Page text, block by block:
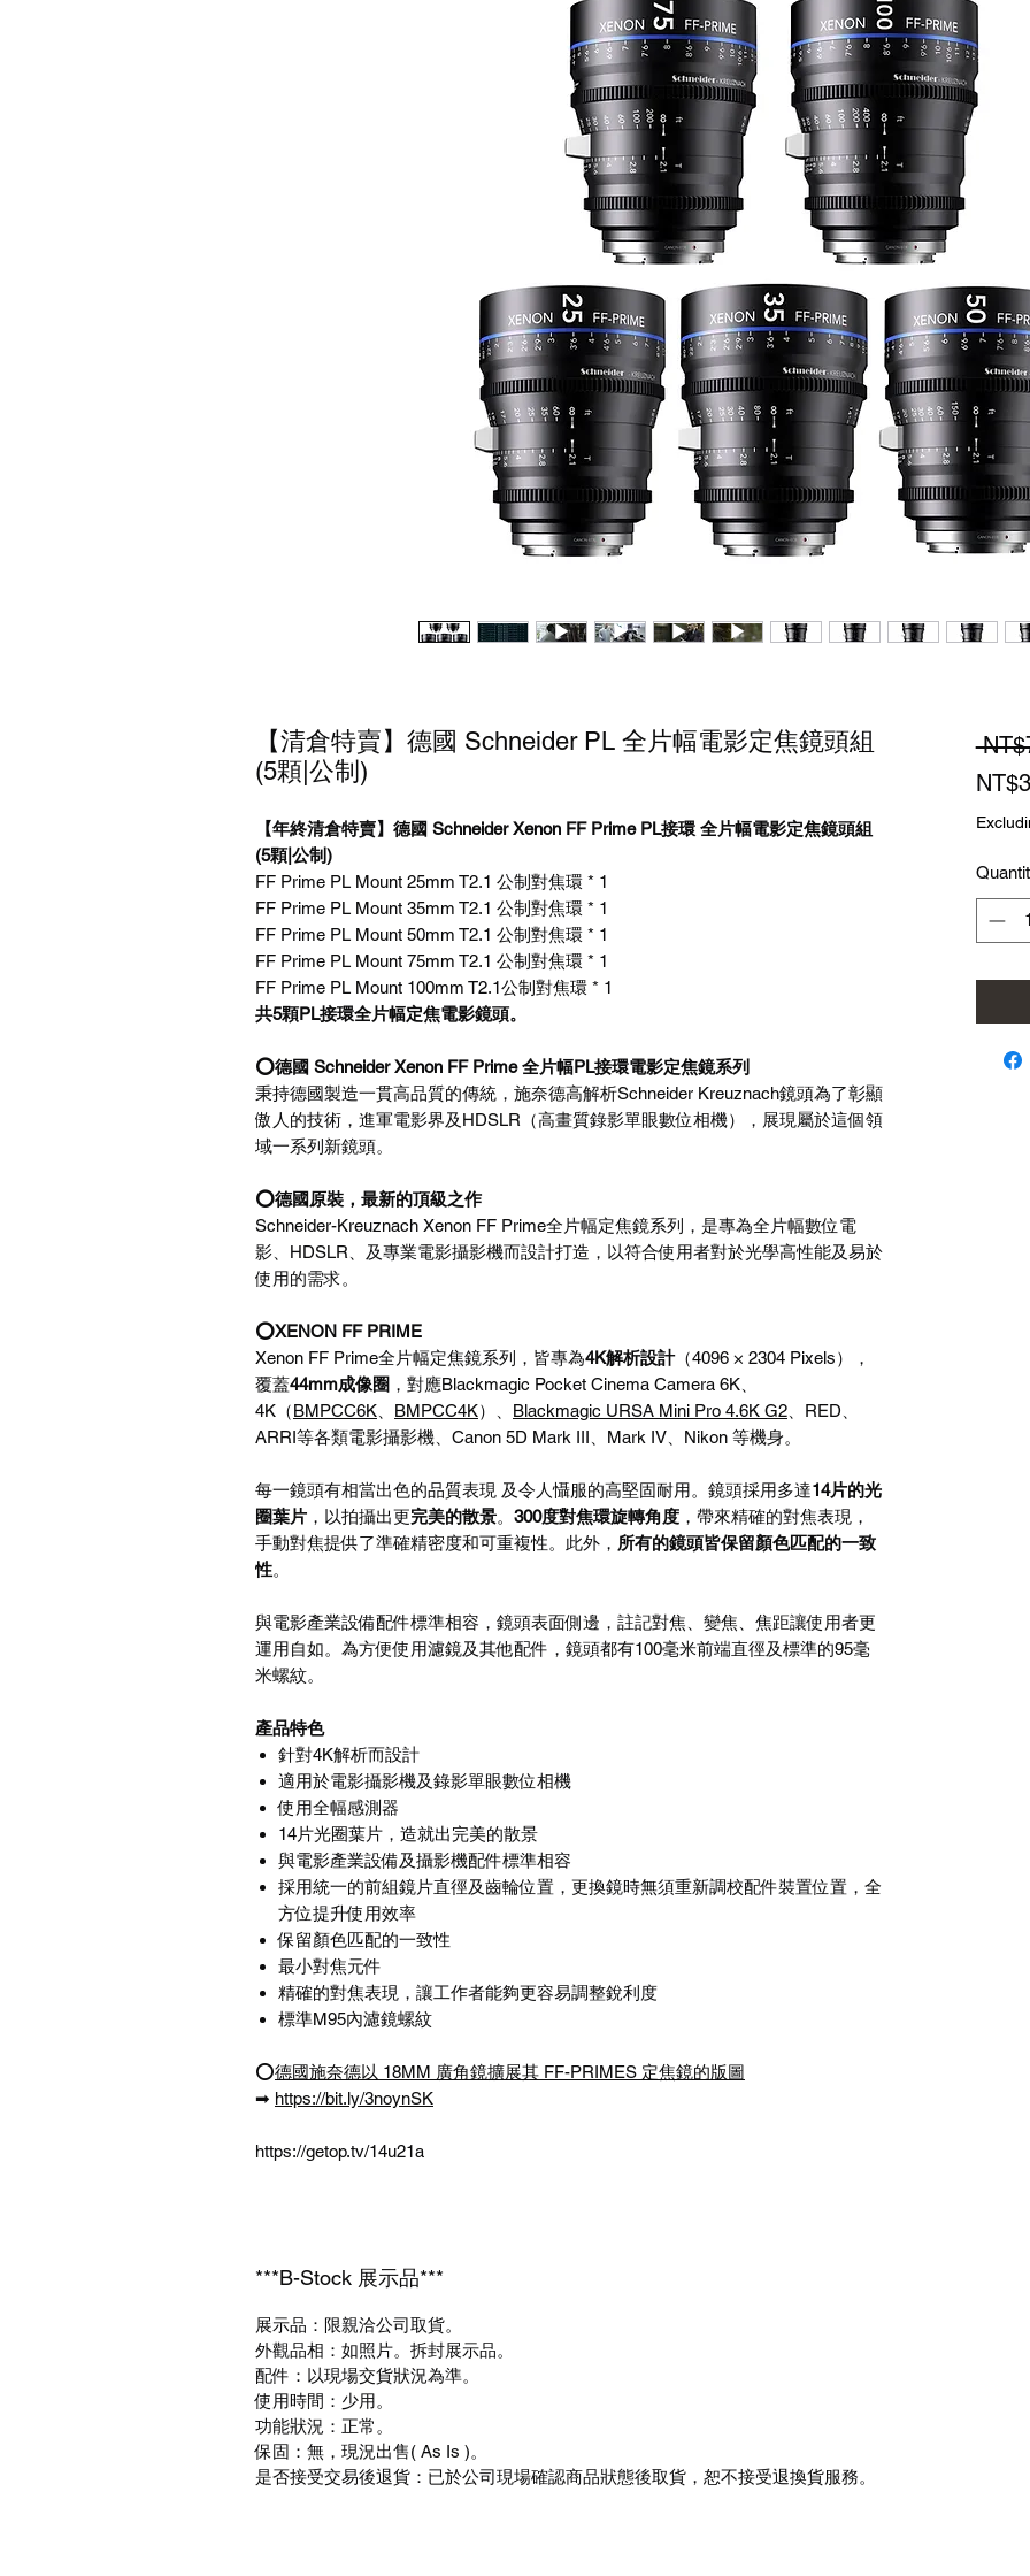
【清倉特賣】德國 Schneider PL 全片幅電影定焦鏡頭組
(5顆|公制)
【年終清倉特賣】德國 Schneider Xenon FF Prime PL接環 全片幅電影定焦鏡頭組
(5顆|公制)
FF Prime PL Mount 25mm T2.1 公制對焦環 * 1
FF Prime PL Mount 35mm T2.1 公制對焦環 * 1
FF Prime PL Mount 50mm T2.1 公制對焦環 * 1
FF Prime PL Mount 75mm T2.1 公制對焦環 * 1
FF Prime PL Mount 100mm T2.1公制對焦環 * 1
共5顆PL接環全片幅定焦電影鏡頭。
⭕德國 Schneider Xenon FF Prime 全片幅PL接環電影定焦鏡系列
秉持德國製造一貫高品質的傳統，施奈德高解析Schneider Kreuznach鏡頭為了彰顯
傲人的技術，進軍電影界及HDSLR（高畫質錄影單眼數位相機），展現屬於這個領
域一系列新鏡頭。
⭕德國原裝，最新的頂級之作
Schneider-Kreuznach Xenon FF Prime全片幅定焦鏡系列，是專為全片幅數位電
影、HDSLR、及專業電影攝影機而設計打造，以符合使用者對於光學高性能及易於
使用的需求。
⭕XENON FF PRIME
Xenon FF Prime全片幅定焦鏡系列，皆專為4K解析設計（4096 × 2304 Pixels），
覆蓋44mm成像圈 ，對應Blackmagic Pocket Cinema Camera 6K、
4K（BMPCC6K BMPCC4K）、 Blackmagic URSA Mini Pro 4.6K G2 、RED、
ARRI等各類電影攝影機、Canon 5D Mark III、Mark IV、Nikon 等機身。
每一鏡頭有相當出色的品質表現 及令人懾服的高堅固耐用。鏡頭採用多達14片的光
圈葉片 ，以拍攝出更完美的散景。 300度對焦環旋轉角度 ，帶來精確的對焦表現，
手動對焦提供了準確精密度和可重複性。此外， 所有的鏡頭皆保留顏色匹配的一致
性。
與電影產業設備配件標準相容，鏡頭表面側邊，註記對焦、變焦、焦距讓使用者更
運用自如。為方便使用濾鏡及其他配件，鏡頭都有100毫米前端直徑及標準的95毫
米螺紋。
產品特色
針對4K解析而設計
適用於電影攝影機及錄影單眼數位相機
使用全幅感測器
14片光圈葉片，造就出完美的散景
與電影產業設備及攝影機配件標準相容
採用統一的前組鏡片直徑及齒輪位置，更換鏡時無須重新調校配件裝置位置，全
方位提升使用效率
保留顏色匹配的一致性
最小對焦元件
精確的對焦表現，讓工作者能夠更容易調整銳利度
標準M95內濾鏡螺紋
⭕德國施奈德以 18MM 廣角鏡擴展其 FF-PRIMES 定焦鏡的版圖
➡ https://bit.ly/3noynSK
https://getop.tv/14u21a
***B-Stock 展示品***
展示品：限親洽公司取貨。
外觀品相：如照片。拆封展示品。
配件：以現場交貨狀況為準。
使用時間：少用。
功能狀況：正常。
保固：無，現況出售( As Is )。
是否接受交易後退貨：已於公司現場確認商品狀態後取貨，恕不接受退換貨服務。